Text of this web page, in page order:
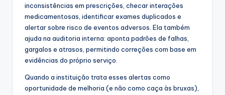
inconsistências em prescrições, checar interações
medicamentosas, identificar exames duplicados e
alertar sobre risco de eventos adversos. Ela também
ajuda na auditoria interna: aponta padrões de falhas,
gargalos e atrasos, permitindo correções com base em
evidências do próprio serviço.
Quando a instituição trata esses alertas como
oportunidade de melhoria (e não como caça às bruxas),